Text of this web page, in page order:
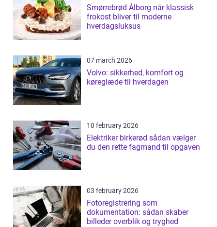
Smørrebrød Ålborg når klassisk
frokost bliver til moderne
hverdagsluksus
07 march 2026
Volvo: sikkerhed, komfort og
køreglæde til hverdagen
10 february 2026
Elektriker birkerød sådan vælger
du den rette fagmand til opgaven
03 february 2026
Fotoregistrering som
dokumentation: sådan skaber
billeder overblik og tryghed